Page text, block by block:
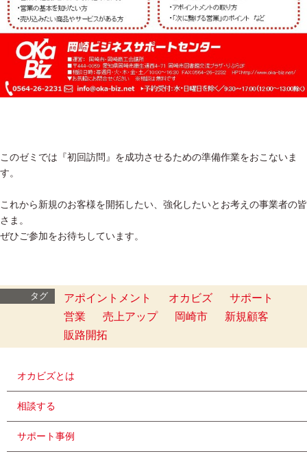
このゼミでは『初回訪問』を成功させるための準備作業をおこないま
す。
これから新規のお客様を開拓したい、強化したいとお考えの事業者の皆
さま。
ぜひご参加をお待ちしています。
タグ アポイントメント オカビズ
サポート
営業
売上アップ 岡崎市
新規顧客
販路開拓
オカビズとは
相談する
サポート事例